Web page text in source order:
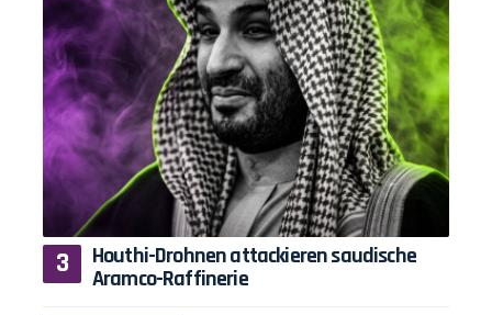
Houthi-Drohnen attackieren saudische
Aramco-Raffinerie